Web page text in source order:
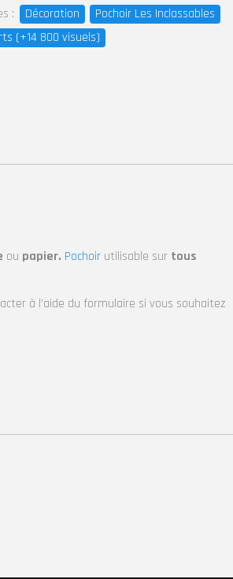
: Décoration
Pochoir Les Inclassables
(+14 800 visuels)
ou papier. Pochoir utilisable sur tous
à l’aide du formulaire si vous souhaitez